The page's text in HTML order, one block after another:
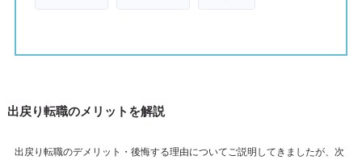
出戻り転職のメリットを解説
出戻り転職のデメリット・後悔する理由についてご説明してきましたが、次